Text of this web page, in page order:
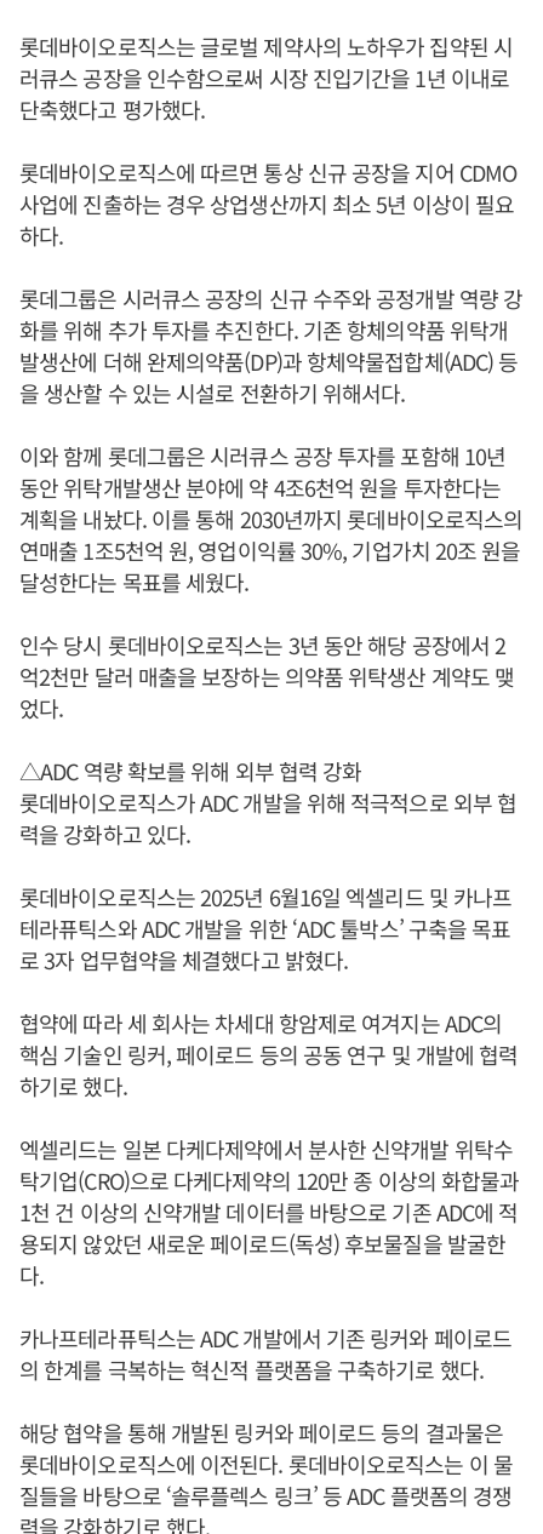
롯데바이오로직스는 글로벌 제약사의 노하우가 집약된 시
러큐스 공장을 인수함으로써 시장 진입기간을 1년 이내로
단축했다고 평가했다.
롯데바이오로직스에 따르면 통상 신규 공장을 지어 CDMO
사업에 진출하는 경우 상업생산까지 최소 5년 이상이 필요
하다.
롯데그룹은 시러큐스 공장의 신규 수주와 공정개발 역량 강
화를 위해 추가 투자를 추진한다. 기존 항체의약품 위탁개
발생산에 더해 완제의약품(DP)과 항체약물접합체(ADC) 등
을 생산할 수 있는 시설로 전환하기 위해서다.
이와 함께 롯데그룹은 시러큐스 공장 투자를 포함해 10년
동안 위탁개발생산 분야에 약 4조6천억 원을 투자한다는
계획을 내놨다. 이를 통해 2030년까지 롯데바이오로직스의
연매출 1조5천억 원, 영업이익률 30%, 기업가치 20조 원을
달성한다는 목표를 세웠다.
인수 당시 롯데바이오로직스는 3년 동안 해당 공장에서 2
억2천만 달러 매출을 보장하는 의약품 위탁생산 계약도 맺
었다.
△ADC 역량 확보를 위해 외부 협력 강화
롯데바이오로직스가 ADC 개발을 위해 적극적으로 외부 협
력을 강화하고 있다.
롯데바이오로직스는 2025년 6월16일 엑셀리드 및 카나프
테라퓨틱스와 ADC 개발을 위한 ‘ADC 툴박스’ 구축을 목표
로 3자 업무협약을 체결했다고 밝혔다.
협약에 따라 세 회사는 차세대 항암제로 여겨지는 ADC의
핵심 기술인 링커, 페이로드 등의 공동 연구 및 개발에 협력
하기로 했다.
엑셀리드는 일본 다케다제약에서 분사한 신약개발 위탁수
탁기업(CRO)으로 다케다제약의 120만 종 이상의 화합물과
1천 건 이상의 신약개발 데이터를 바탕으로 기존 ADC에 적
용되지 않았던 새로운 페이로드(독성) 후보물질을 발굴한
다.
카나프테라퓨틱스는 ADC 개발에서 기존 링커와 페이로드
의 한계를 극복하는 혁신적 플랫폼을 구축하기로 했다.
해당 협약을 통해 개발된 링커와 페이로드 등의 결과물은
롯데바이오로직스에 이전된다. 롯데바이오로직스는 이 물
질들을 바탕으로 ‘솔루플렉스 링크’ 등 ADC 플랫폼의 경쟁
력을 강화하기로 했다.